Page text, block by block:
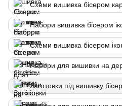
Схеми вишивка бісером
Набори вишивка бісером
Схеми вишивка бісером
Набори для вишивки на
Заготовки під вишивку